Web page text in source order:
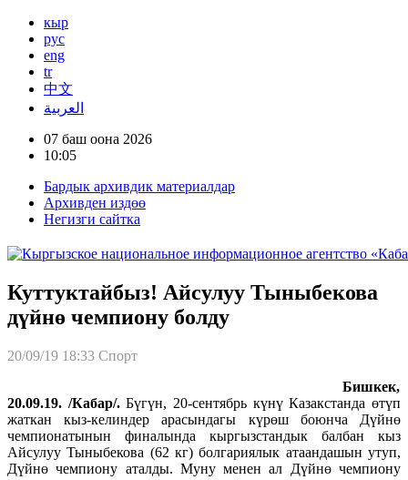
кыр
рус
eng
tr
中文
العربية
07 баш оона 2026
10:05
Бардык архивдик материалдар
Архивден издөө
Негизги сайтка
Куттуктайбыз! Айсулуу Тыныбекова
дүйнө чемпиону болду
20/09/19 18:33 Спорт
Бишкек,
20.09.19. /Кабар/.Бүгүн, 20-сентябрь күнү Казакстанда өтүп
жаткан кыз-келиндер арасындагы күрөш боюнча Дүйнө
чемпионатынын финалында кыргызстандык балбан кыз
Айсулуу Тыныбекова (62 кг) болгариялык атаандашын утуп,
Дүйнө чемпиону аталды. Муну менен ал Дүйнө чемпиону